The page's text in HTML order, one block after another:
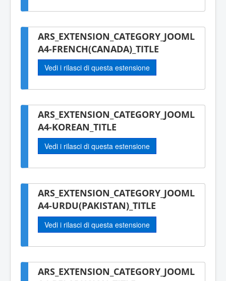
ARS_EXTENSION_CATEGORY_JOOML
A4-FRENCH(CANADA)_TITLE
Vedi i rilasci di questa estensione
ARS_EXTENSION_CATEGORY_JOOML
A4-KOREAN_TITLE
Vedi i rilasci di questa estensione
ARS_EXTENSION_CATEGORY_JOOML
A4-URDU(PAKISTAN)_TITLE
Vedi i rilasci di questa estensione
ARS_EXTENSION_CATEGORY_JOOML